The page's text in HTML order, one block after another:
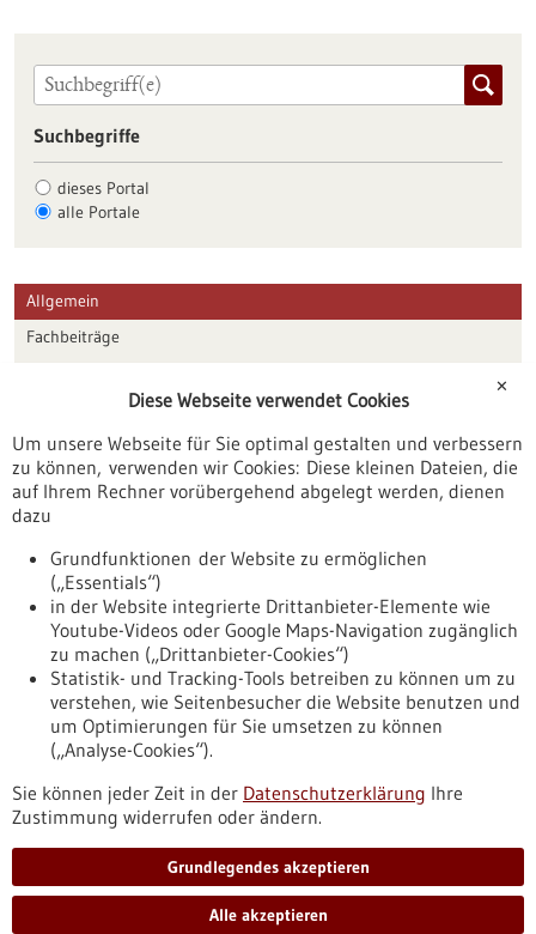
Suchbegriffe
dieses Portal
alle Portale
Allgemein
Fachbeiträge
Veranstaltungen
Erscheinungsdatum
Nach oben
Informiert bleiben
Newsletter abonnieren
✕
Diese Webseite verwendet Cookies
Um unsere Webseite für Sie optimal gestalten und verbessern
zu können, verwenden wir Cookies: Diese kleinen Dateien, die
auf Ihrem Rechner vorübergehend abgelegt werden, dienen
dazu
Grundfunktionen der Website zu ermöglichen
(„Essentials“)
in der Website integrierte Drittanbieter-Elemente wie
Youtube-Videos oder Google Maps-Navigation zugänglich
zu machen („Drittanbieter-Cookies“)
Statistik- und Tracking-Tools betreiben zu können um zu
verstehen, wie Seitenbesucher die Website benutzen und
um Optimierungen für Sie umsetzen zu können
(„Analyse-Cookies“).
Sie können jeder Zeit in der Datenschutzerklärung Ihre
Zustimmung widerrufen oder ändern.
Grundlegendes akzeptieren
Alle akzeptieren